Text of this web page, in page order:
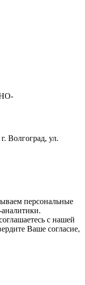
Волгоград, ул.
персональные
с нашей
Ваше согласие,